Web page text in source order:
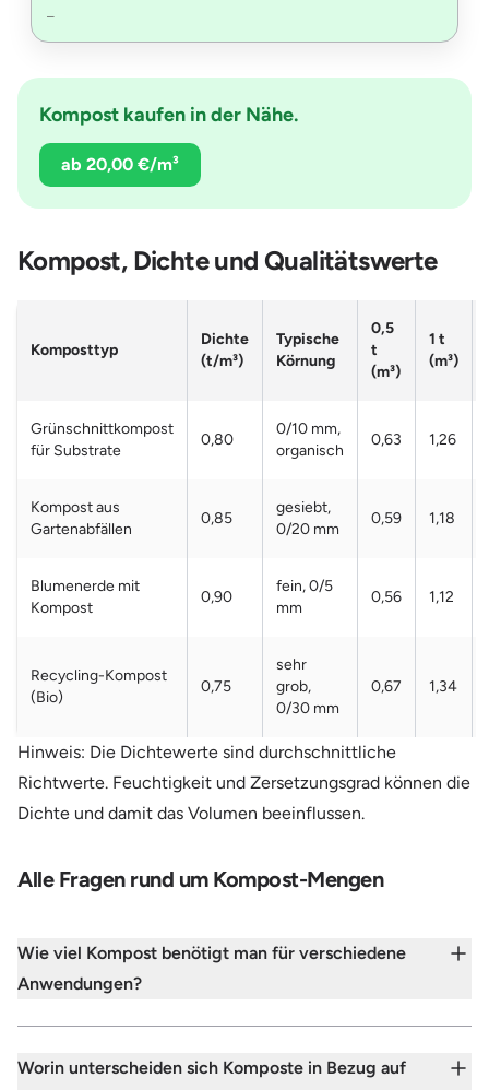
–
Kompost kaufen in der Nähe.
ab 20,00 €/m³
Kompost, Dichte und Qualitätswerte
Komposttyp
Dichte
(t/m³)
Typische
Körnung
0,5
t
(m³)
1 t
(m³)
Grünschnittkompost
für Substrate
0,80
0/10 mm,
organisch
0,63 1,26
Kompost aus
Gartenabfällen
0,85
gesiebt,
0/20 mm
0,59 1,18
Blumenerde mit
Kompost
0,90
fein, 0/5
mm
0,56 1,12
Recycling-Kompost
(Bio)
0,75
sehr
grob,
0/30 mm
0,67 1,34
Hinweis: Die Dichtewerte sind durchschnittliche
Richtwerte. Feuchtigkeit und Zersetzungsgrad können die
Dichte und damit das Volumen beeinflussen.
Alle Fragen rund um Kompost-Mengen
Wie viel Kompost benötigt man für verschiedene
Anwendungen?
Worin unterscheiden sich Komposte in Bezug auf